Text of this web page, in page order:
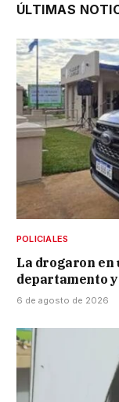
ÚLTIMAS
POLICIALES
La drogaron en
departamento
6 de agosto de 2026